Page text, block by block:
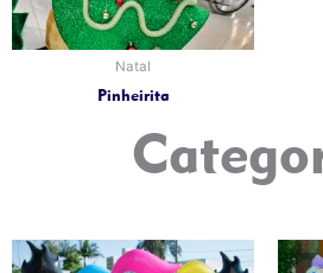
Natal
Pinheirita